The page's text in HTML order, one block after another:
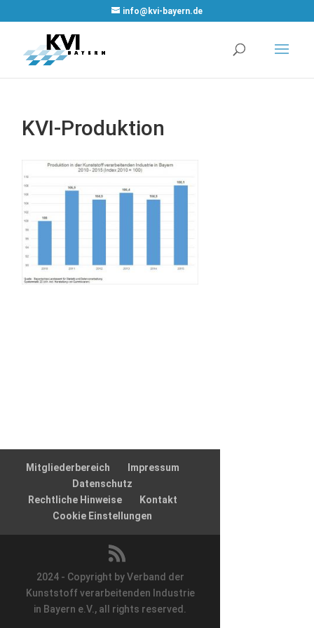
info@kvi-bayern.de
KVI-Produktion
Mitgliederbereich
Impressum
Datenschutz
Rechtliche Hinweise
Kontakt
Cookie Einstellungen
2024 - Copyright by Verband der
Kunststoff verarbeitenden Industrie
in Bayern e.V., all rights reserved.
Plugin von Real